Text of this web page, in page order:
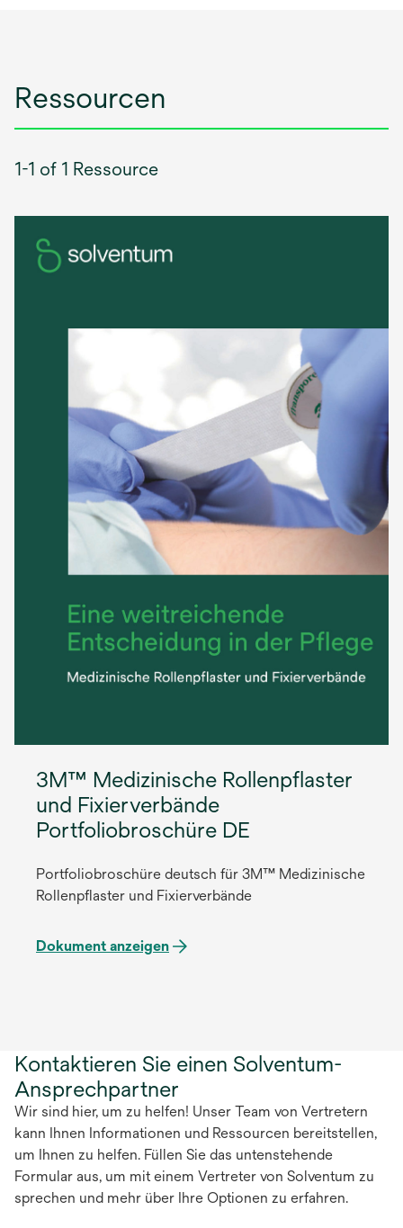
Ressourcen
1-1 of 1 Ressource
3M™ Medizinische Rollenpflaster
und Fixierverbände
Portfoliobroschüre DE
Portfoliobroschüre deutsch für 3M™ Medizinische
Rollenpflaster und Fixierverbände
Dokument anzeigen
Kontaktieren Sie einen Solventum-
Ansprechpartner
Wir sind hier, um zu helfen! Unser Team von Vertretern
kann Ihnen Informationen und Ressourcen bereitstellen,
um Ihnen zu helfen. Füllen Sie das untenstehende
Formular aus, um mit einem Vertreter von Solventum zu
sprechen und mehr über Ihre Optionen zu erfahren.